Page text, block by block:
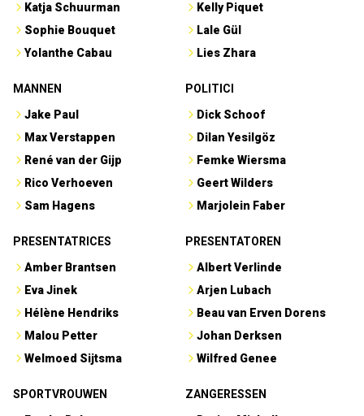
Katja Schuurman
Sophie Bouquet
Yolanthe Cabau
Kelly Piquet
Lale Gül
Lies Zhara
MANNEN
Jake Paul
Max Verstappen
René van der Gijp
Rico Verhoeven
Sam Hagens
POLITICI
Dick Schoof
Dilan Yesilgöz
Femke Wiersma
Geert Wilders
Marjolein Faber
PRESENTATRICES
Amber Brantsen
Eva Jinek
Hélène Hendriks
Malou Petter
Welmoed Sijtsma
PRESENTATOREN
Albert Verlinde
Arjen Lubach
Beau van Erven Dorens
Johan Derksen
Wilfred Genee
SPORTVROUWEN
ZANGERESSEN